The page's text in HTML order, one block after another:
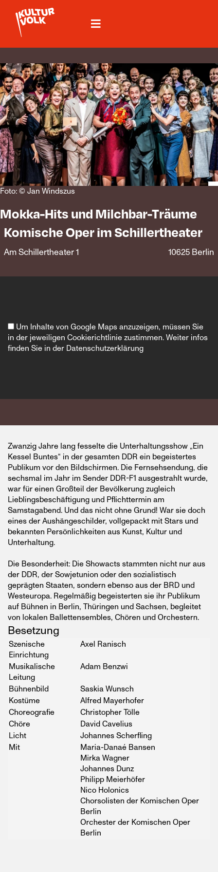
Foto: © Jan Windszus
Mokka-Hits und Milchbar-Träume
Komische Oper im Schillertheater
Am Schillertheater 1 10625 Berlin
Um Inhalte von Google Maps anzuzeigen, müssen Sie
in der jeweiligen Cookierichtlinie zustimmen. Weiter infos
finden Sie in der Datenschutzerklärung
Zwanzig Jahre lang fesselte die Unterhaltungsshow „Ein
Kessel Buntes“ in der gesamten DDR ein begeistertes
Publikum vor den Bildschirmen. Die Fernsehsendung, die
sechsmal im Jahr im Sender DDR-F1 ausgestrahlt wurde,
war für einen Großteil der Bevölkerung zugleich
Lieblingsbeschäftigung und Pflichttermin am
Samstagabend. Und das nicht ohne Grund! War sie doch
eines der Aushängeschilder, vollgepackt mit Stars und
bekannten Persönlichkeiten aus Kunst, Kultur und
Unterhaltung.
Die Besonderheit: Die Showacts stammten nicht nur aus
der DDR, der Sowjetunion oder den sozialistisch
geprägten Staaten, sondern ebenso aus der BRD und
Westeuropa. Regelmäßig begeisterten sie ihr Publikum
auf Bühnen in Berlin, Thüringen und Sachsen, begleitet
von lokalen Ballettensembles, Chören und Orchestern.
Besetzung
Szenische
Einrichtung
Axel Ranisch
Musikalische
Leitung
Adam Benzwi
Bühnenbild
Saskia Wunsch
Kostüme
Alfred Mayerhofer
Choreografie
Christopher Tölle
Chöre
David Cavelius
Licht
Johannes Scherfling
Mit
Maria-Danaé Bansen
Mirka Wagner
Johannes Dunz
Philipp Meierhöfer
Nico Holonics
Chorsolisten der Komischen Oper
Berlin
Orchester der Komischen Oper
Berlin